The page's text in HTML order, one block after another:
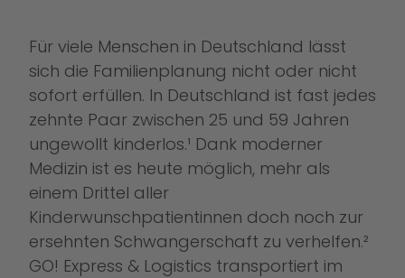
Für viele Menschen in Deutschland lässt
sich die Familienplanung nicht oder nicht
sofort erfüllen. In Deutschland ist fast jedes
zehnte Paar zwischen 25 und 59 Jahren
ungewollt kinderlos.¹ Dank moderner
Medizin ist es heute möglich, mehr als
einem Drittel aller
Kinderwunschpatientinnen doch noch zur
ersehnten Schwangerschaft zu verhelfen.²
GO! Express & Logistics transportiert im